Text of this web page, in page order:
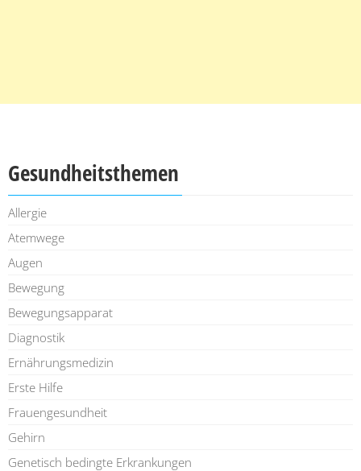
Gesundheitsthemen
Allergie
Atemwege
Augen
Bewegung
Bewegungsapparat
Diagnostik
Ernährungsmedizin
Erste Hilfe
Frauengesundheit
Gehirn
Genetisch bedingte Erkrankungen